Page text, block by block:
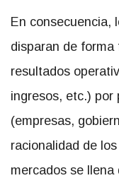
En consecuencia,
disparan de
resultados
ingresos, etc.) por
(empresas,
racionalidad de
mercados se